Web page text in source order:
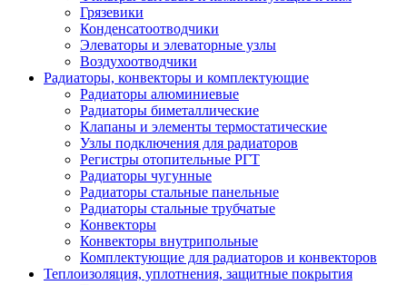
Грязевики
Конденсатоотводчики
Элеваторы и элеваторные узлы
Воздухоотводчики
Радиаторы, конвекторы и комплектующие
Радиаторы алюминиевые
Радиаторы биметаллические
Клапаны и элементы термостатические
Узлы подключения для радиаторов
Регистры отопительные РГТ
Радиаторы чугунные
Радиаторы стальные панельные
Радиаторы стальные трубчатые
Конвекторы
Конвекторы внутрипольные
Комплектующие для радиаторов и конвекторов
Теплоизоляция, уплотнения, защитные покрытия